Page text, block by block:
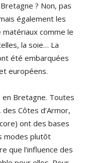
? Non, pas
également les
comme le
la soie… La
été embarquées
européens.
Bretagne. Toutes
Côtes d’Armor,
ont des bases
modes plutôt
que l’influence des